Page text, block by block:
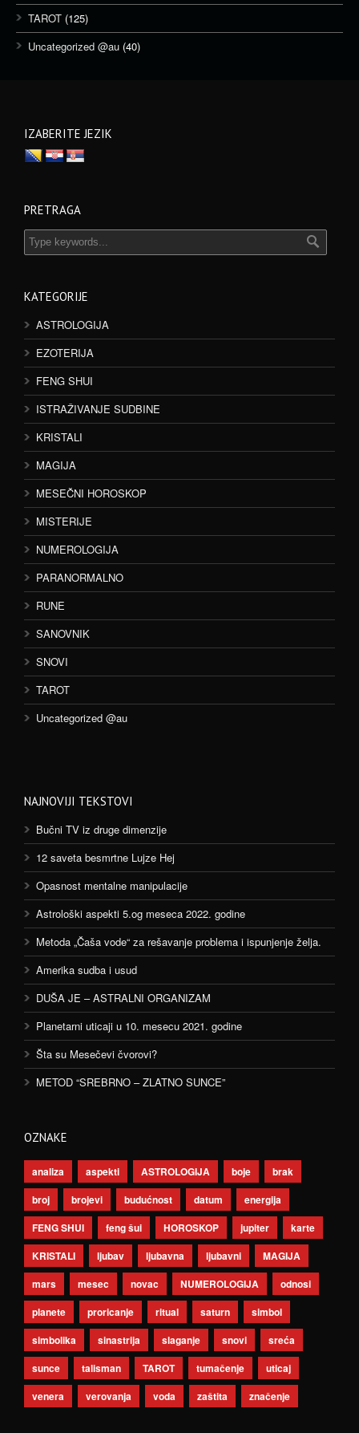
TAROT (125)
Uncategorized @au (40)
IZABERITE JEZIK
PRETRAGA
KATEGORIJE
ASTROLOGIJA
EZOTERIJA
FENG SHUI
ISTRAŽIVANJE SUDBINE
KRISTALI
MAGIJA
MESEČNI HOROSKOP
MISTERIJE
NUMEROLOGIJA
PARANORMALNO
RUNE
SANOVNIK
SNOVI
TAROT
Uncategorized @au
NAJNOVIJI TEKSTOVI
Bučni TV iz druge dimenzije
12 saveta besmrtne Lujze Hej
Opasnost mentalne manipulacije
Astrološki aspekti 5.og meseca 2022. godine
Metoda „Čaša vode“ za rešavanje problema i ispunjenje želja.
Amerika sudba i usud
DUŠA JE – ASTRALNI ORGANIZAM
Planetarni uticaji u 10. mesecu 2021. godine
Šta su Mesečevi čvorovi?
METOD “SREBRNO – ZLATNO SUNCE”
OZNAKE
analiza aspekti ASTROLOGIJA boje
brak
broj
brojevi budućnost datum
energija
FENG SHUI
feng šui HOROSKOP jupiter
karte
KRISTALI
ljubav ljubavna ljubavni
MAGIJA
mars
mesec novac NUMEROLOGIJA
odnosi
planete
proricanje ritual saturn
simbol
simbolika
sinastrija slaganje snovi
sreća
sunce
talisman TAROT tumačenje
uticaj
venera
verovanja voda zaštita značenje